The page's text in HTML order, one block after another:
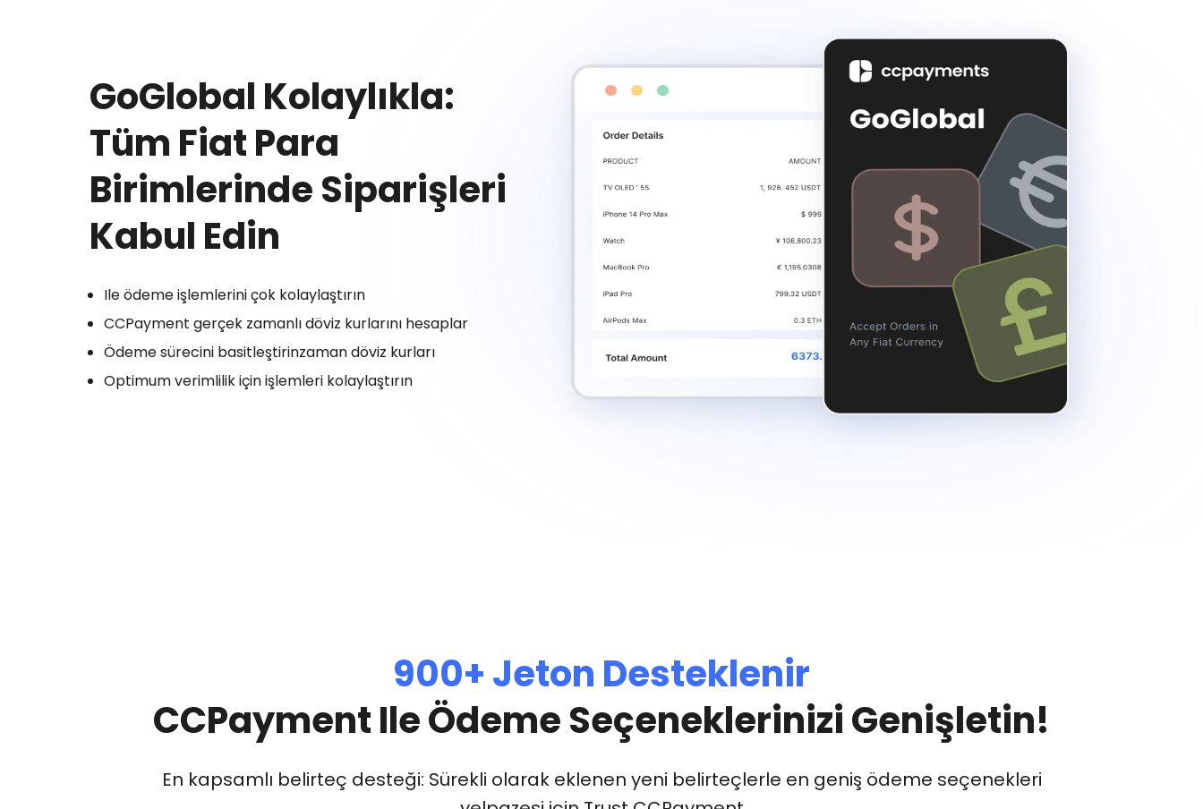
GoGlobal Kolaylıkla:
Tüm Fiat Para
Birimlerinde Siparişleri
Kabul Edin
Ile ödeme işlemlerini çok kolaylaştırın
CCPayment gerçek zamanlı döviz kurlarını hesaplar
Ödeme sürecini basitleştirinzaman döviz kurları
Optimum verimlilik için işlemleri kolaylaştırın
900+ Jeton Desteklenir
CCPayment Ile Ödeme Seçeneklerinizi Genişletin!
En kapsamlı belirteç desteği: Sürekli olarak eklenen yeni belirteçlerle en geniş ödeme seçenekleri